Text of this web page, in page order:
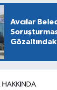
Avcılar
HAKKINDA